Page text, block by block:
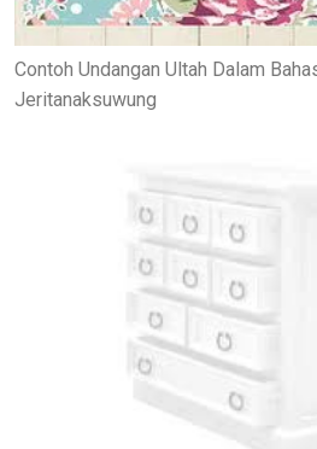
Contoh Undangan Ultah Dalam
Jeritanaksuwung